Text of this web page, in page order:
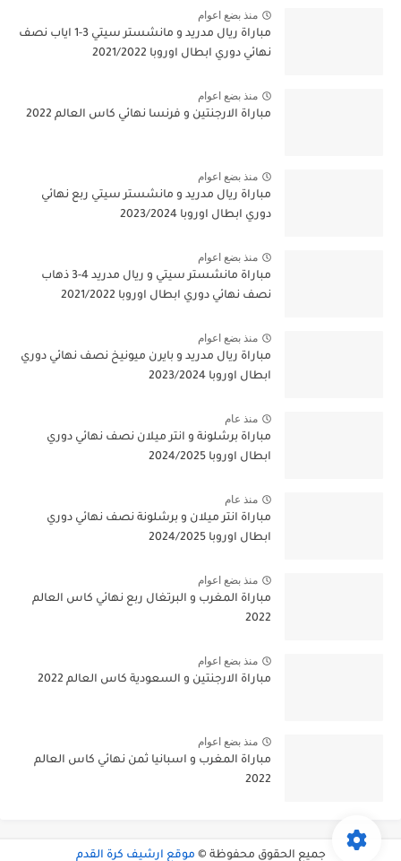
منذ بضع اعوام
مباراة ريال مدريد و مانشستر سيتي 3-1 اياب نصف
نهائي دوري ابطال اوروبا 2021/2022
منذ بضع اعوام
مباراة الارجنتين و فرنسا نهائي كاس العالم 2022
منذ بضع اعوام
مباراة ريال مدريد و مانشستر سيتي ربع نهائي
دوري ابطال اوروبا 2023/2024
منذ بضع اعوام
مباراة مانشستر سيتي و ريال مدريد 4-3 ذهاب
نصف نهائي دوري ابطال اوروبا 2021/2022
منذ بضع اعوام
مباراة ريال مدريد و بايرن ميونيخ نصف نهائي دوري
ابطال اوروبا 2023/2024
منذ عام
مباراة برشلونة و انتر ميلان نصف نهائي دوري
ابطال اوروبا 2024/2025
منذ عام
مباراة انتر ميلان و برشلونة نصف نهائي دوري
ابطال اوروبا 2024/2025
منذ بضع اعوام
مباراة المغرب و البرتغال ربع نهائي كاس العالم
2022
منذ بضع اعوام
مباراة الارجنتين و السعودية كاس العالم 2022
منذ بضع اعوام
مباراة المغرب و اسبانيا ثمن نهائي كاس العالم
2022
جميع الحقوق محفوظة © موقع ارشيف كرة القدم